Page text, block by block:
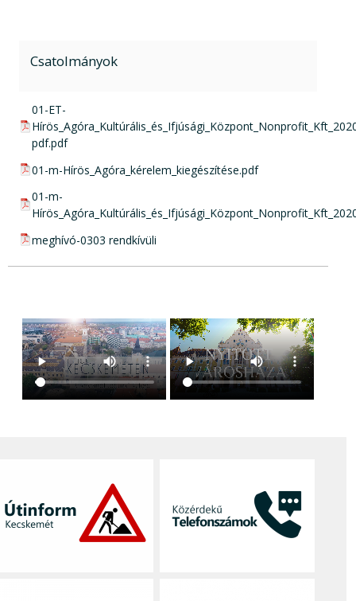
Csatolmányok
pdf csatolmány:
01-ET-
pdf.pdf
pdf csatolmány:
01-m-Hírös_Agóra_kérelem_kiegészítése.pdf
pdf csatolmány:
01-m-
pdf csatolmány:
meghívó-0303 rendkívüli